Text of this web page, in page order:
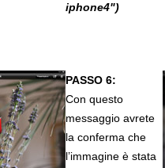
iphone4")
PASSO 6:
Con questo
messaggio avrete
la conferma che
l’immagine è stata